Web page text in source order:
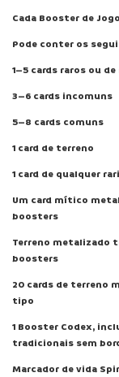
Cada Booster de
Pode conter os
1–5 cards raros ou de
3–6 cards incomuns
5–8 cards comuns
1 card de terreno
1 card de qualquer
Um card mítico
boosters
Terreno metalizado
boosters
20 cards de terreno
tipo
1 Booster Codex,
tradicionais sem
Marcador de vida